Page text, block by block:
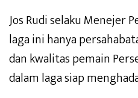
Jos Rudi selaku Menejer
laga ini hanya
dan kwalitas pemain
dalam laga siap